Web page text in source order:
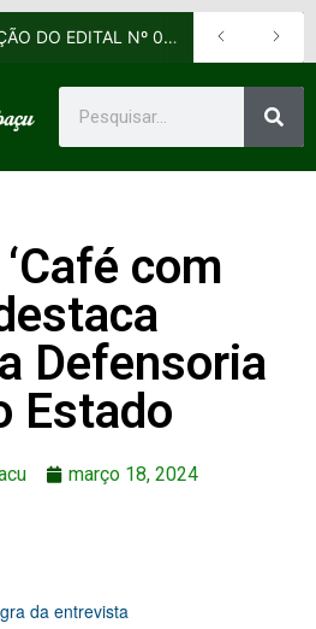
PARA O EXAME DE APTIDÃO PROFISSIONAL PARA OS 1º SARGENTOS DOS DIVERSOS QUADROS)
com
Defensoria
Estado
março 18, 2024
da entrevista